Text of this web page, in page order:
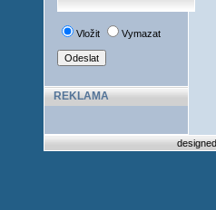
Vložit Vymazat
REKLAMA